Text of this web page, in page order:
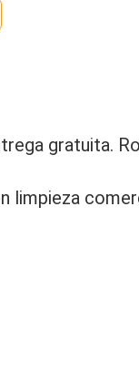
gratuita.
limpieza